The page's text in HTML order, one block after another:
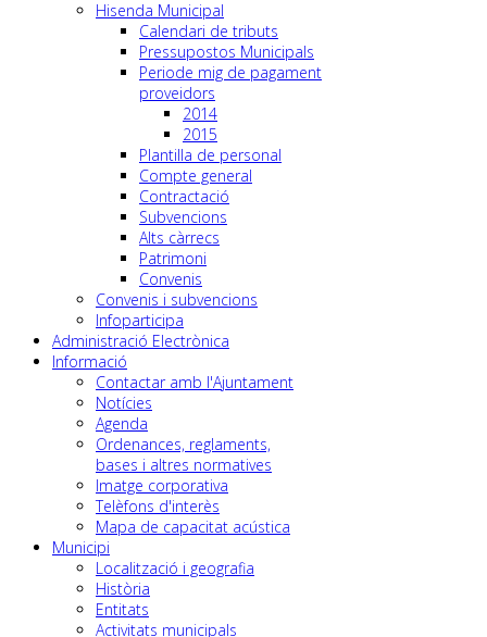
Hisenda Municipal
Calendari de tributs
Pressupostos Municipals
Periode mig de pagament
proveidors
2014
2015
Plantilla de personal
Compte general
Contractació
Subvencions
Alts càrrecs
Patrimoni
Convenis
Convenis i subvencions
Infoparticipa
Administració Electrònica
Informació
Contactar amb l'Ajuntament
Notícies
Agenda
Ordenances, reglaments,
bases i altres normatives
Imatge corporativa
Telèfons d'interès
Mapa de capacitat acústica
Municipi
Localització i geografia
Història
Entitats
Activitats municipals